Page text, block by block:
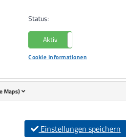
Status:
Aktiv
Cookie Informationen
Maps)
Einstellungen speichern